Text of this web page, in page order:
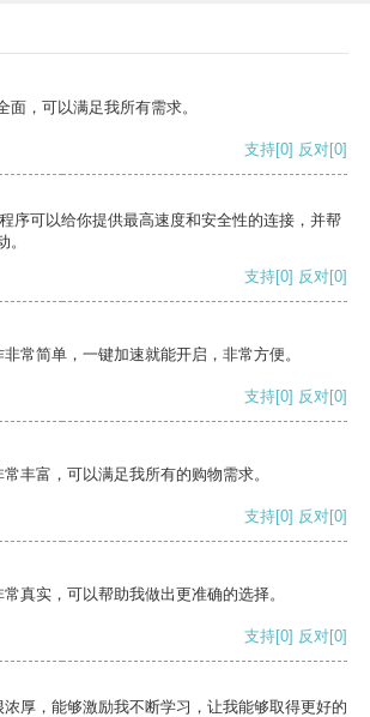
面，可以满足我所有需求。
支持[0] 反对[0]
序可以给你提供最高速度和安全性的连接，并帮
支持[0] 反对[0]
常简单，一键加速就能开启，非常方便。
支持[0] 反对[0]
丰富，可以满足我所有的购物需求。
支持[0] 反对[0]
真实，可以帮助我做出更准确的选择。
支持[0] 反对[0]
厚，能够激励我不断学习，让我能够取得更好的